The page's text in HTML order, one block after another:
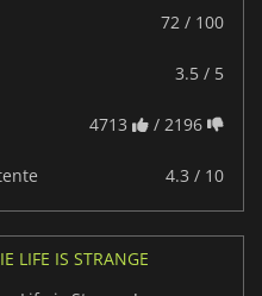
72 / 100
3.5 / 5
4713 / 2196
4.3 / 10
LIFE IS STRANGE